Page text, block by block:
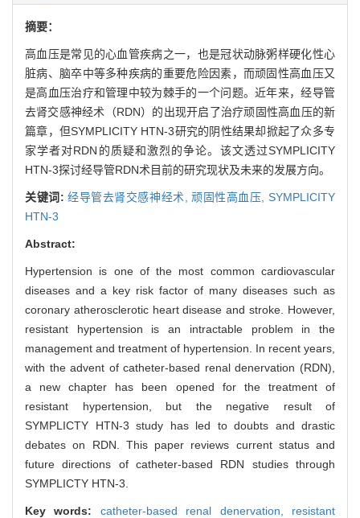
摘要：
高血压是常见的心血管疾病之一，也是冠状动脉粥样硬化性心
脏病、脑卒中等多种疾病的重要危险因素，而顽固性高血压又
是高血压治疗和管理中较为棘手的一个问题。近年来，经导管
去肾交感神经术（RDN）的出现开启了治疗顽固性高血压的新
篇章，但SYMPLICITY HTN-3研究的阴性结果却掀起了众多专
家学者对RDN的质疑和激烈的争论。该文透过SYMPLICITY
HTN-3探讨经导管RDN术目前的研究现状及未来的发展方向。
关键词:经导管去肾交感神经术,顽固性高血压,SYMPLICITY
HTN-3
Abstract:
Hypertension is one of the most common cardiovascular
diseases and a key risk factor of many diseases such as
coronary atherosclerotic heart disease and stroke. However,
resistant hypertension is an intractable problem in the
management and treatment of hypertension. In recent years,
with the advent of catheter-based renal denervation (RDN),
a new chapter has been opened for the treatment of
resistant hypertension, but the negative result of
SYMPLICTY HTN-3 study has led to doubts and drastic
debates on RDN. This paper reviews current status and
future directions of catheter-based RDN studies through
SYMPLICTY HTN-3.
Key words: catheter-based renal denervation, resistant